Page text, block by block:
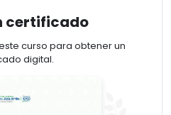
certificado
curso para obtener un
digital.